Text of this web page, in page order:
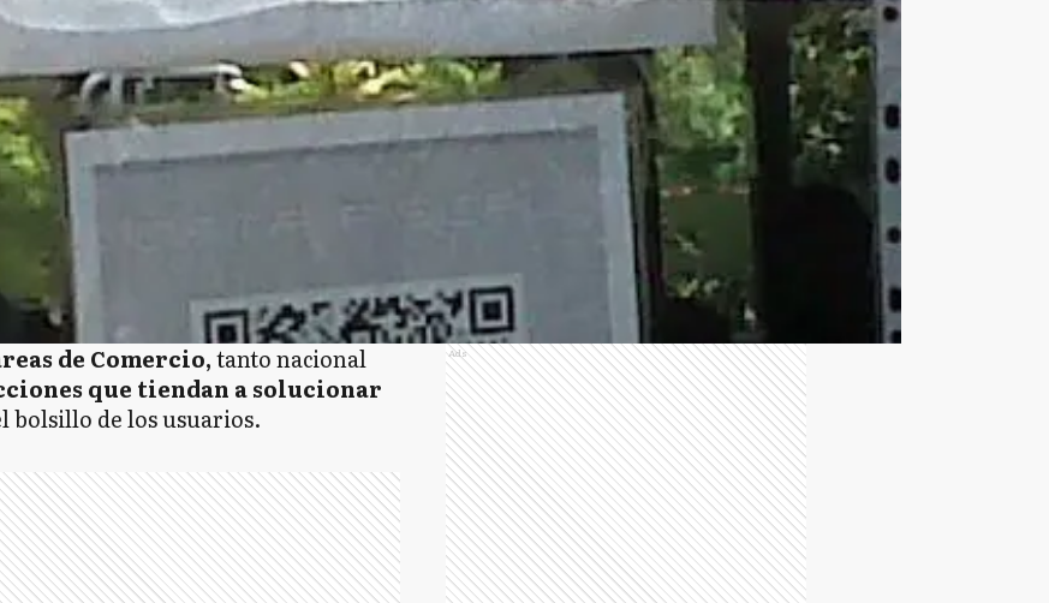
de Comercio,tanto nacional
que tiendan a solucionar
bolsillo de los usuarios.
Ads